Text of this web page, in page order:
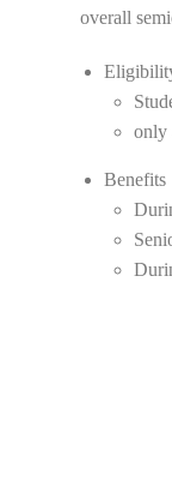
overall
only
Benefits